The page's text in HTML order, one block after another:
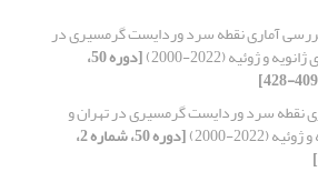
آماری نقطه سرد وردایست گرمسیری در
و ژوئیه (2022-2000) [دوره 50،
نقطه سرد وردایست گرمسیری در تهران و
2000) [دوره 50، شماره 2،